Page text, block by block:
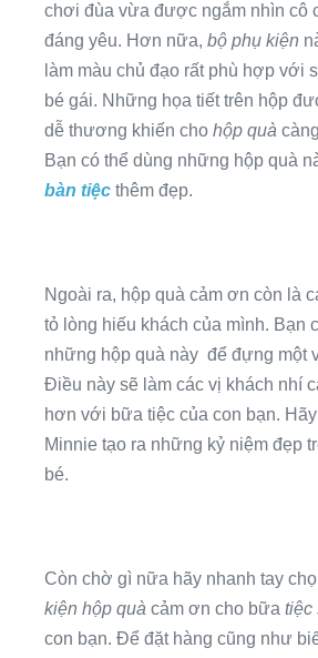
chơi đùa vừa được ngắm nhìn cô
đáng yêu. Hơn nữa, bộ phụ kiện
làm màu chủ đạo rất phù hợp với
bé gái. Những họa tiết trên hộp
dễ thương khiến cho hộp quà
Bạn có thể dùng những hộp quà
bàn tiệc thêm đẹp.
Ngoài ra, hộp quà cảm ơn còn là
tỏ lòng hiếu khách của mình. Bạn
những hộp quà này để đựng một
Điều này sẽ làm các vị khách nhí
hơn với bữa tiệc của con bạn.
Minnie tạo ra những kỷ niệm đẹp
bé.
Còn chờ gì nữa hãy nhanh tay
kiện hộp quà cảm ơn cho bữa tiệc
con bạn. Để đặt hàng cũng như